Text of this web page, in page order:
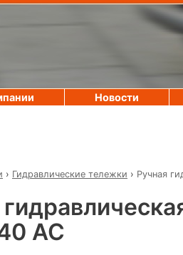
› Гидравлические тележки › Ручная
AC
Новости